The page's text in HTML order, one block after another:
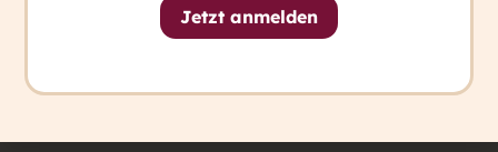
der Menschen verbessern. Ich bin froh, dass unser
Preis ihre herausragenden Leistungen anerkannt
Forschung, Wissenschaft und Innovation bei der
Jetzt anmelden